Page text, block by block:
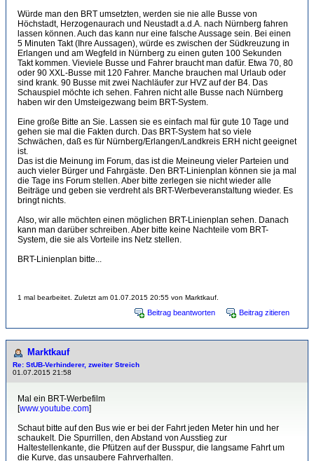
Würde man den BRT umsetzten, werden sie nie alle Busse von
Höchstadt, Herzogenaurach und Neustadt a.d.A. nach Nürnberg fahren
lassen können. Auch das kann nur eine falsche Aussage sein. Bei einen
5 Minuten Takt (Ihre Aussagen), würde es zwischen der Südkreuzung in
Erlangen und am Wegfeld in Nürnberg zu einen guten 100 Sekunden
Takt kommen. Vieviele Busse und Fahrer braucht man dafür. Etwa 70, 80
oder 90 XXL-Busse mit 120 Fahrer. Manche brauchen mal Urlaub oder
sind krank. 90 Busse mit zwei Nachläufer zur HVZ auf der B4. Das
Schauspiel möchte ich sehen. Fahren nicht alle Busse nach Nürnberg
haben wir den Umsteigezwang beim BRT-System.
Eine große Bitte an Sie. Lassen sie es einfach mal für gute 10 Tage und
gehen sie mal die Fakten durch. Das BRT-System hat so viele
Schwächen, daß es für Nürnberg/Erlangen/Landkreis ERH nicht geeignet
ist.
Das ist die Meinung im Forum, das ist die Meineung vieler Parteien und
auch vieler Bürger und Fahrgäste. Den BRT-Linienplan können sie ja mal
die Tage ins Forum stellen. Aber bitte zerlegen sie nicht wieder alle
Beiträge und geben sie verdreht als BRT-Werbeveranstaltung wieder. Es
bringt nichts.
Also, wir alle möchten einen möglichen BRT-Linienplan sehen. Danach
kann man darüber schreiben. Aber bitte keine Nachteile vom BRT-
System, die sie als Vorteile ins Netz stellen.
BRT-Linienplan bitte...
1 mal bearbeitet. Zuletzt am 01.07.2015 20:55 von Marktkauf.
Beitrag beantworten Beitrag zitieren
Marktkauf
Re: StUB-Verhinderer, zweiter Streich
01.07.2015 21:58
Mal ein BRT-Werbefilm
[www.youtube.com]
Schaut bitte auf den Bus wie er bei der Fahrt jeden Meter hin und her
schaukelt. Die Spurrillen, den Abstand von Ausstieg zur
Haltestellenkante, die Pfützen auf der Busspur, die langsame Fahrt um
die Kurve, das unsaubere Fahrverhalten.